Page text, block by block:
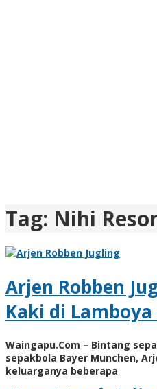
Tag: Nihi
Arjen Robben
Kaki di Lamboya
Waingapu.Com – Bintang
sepakbola Bayer Munchen,
keluarganya beberapa